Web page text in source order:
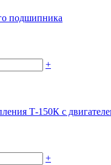
подшипника
+
Т-150К с
+